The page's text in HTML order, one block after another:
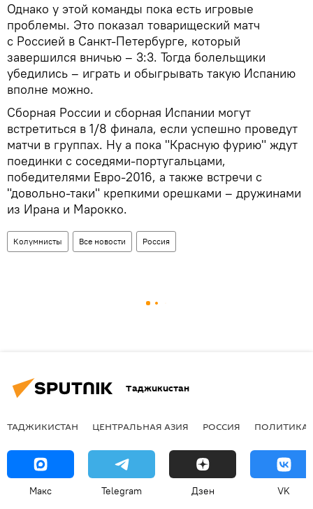
Однако у этой команды пока есть игровые
проблемы. Это показал товарищеский матч
с Россией в Санкт-Петербурге, который
завершился вничью – 3:3. Тогда болельщики
убедились – играть и обыгрывать такую Испанию
вполне можно.
Сборная России и сборная Испании могут
встретиться в 1/8 финала, если успешно проведут
матчи в группах. Ну а пока "Красную фурию" ждут
поединки с соседями-португальцами,
победителями Евро-2016, а также встречи с
"довольно-таки" крепкими орешками – дружинами
из Ирана и Марокко.
Колумнисты Все новости Россия
Таджикистан
ТАДЖИКИСТАН ЦЕНТРАЛЬНАЯ АЗИЯ РОССИЯ ПОЛИТИКА
Макс Telegram Дзен VK